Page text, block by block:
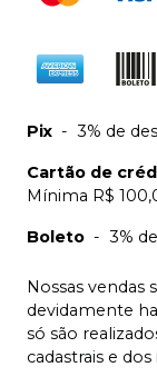
Pix - 3% de
Cartão de
Mínima R$
Boleto - 3%
Nossas vendas
devidamente
só são
cadastrais e